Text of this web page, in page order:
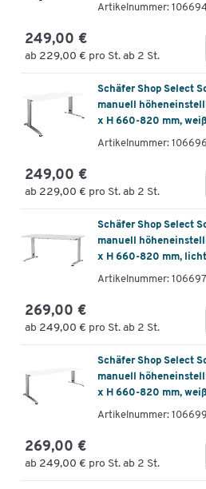
Artikelnummer:
249,00 €
ab 229,00 € pro St. ab 2 St.
Schäfer Shop Select
manuell
x H 660-820 mm,
Artikelnummer: 106696
249,00 €
ab 229,00 € pro St. ab 2 St.
Schäfer Shop Select
manuell
x H 660-820 mm,
Artikelnummer: 106697
269,00 €
ab 249,00 € pro St. ab 2 St.
Schäfer Shop Select
manuell
x H 660-820 mm,
Artikelnummer: 106699
269,00 €
ab 249,00 € pro St. ab 2 St.